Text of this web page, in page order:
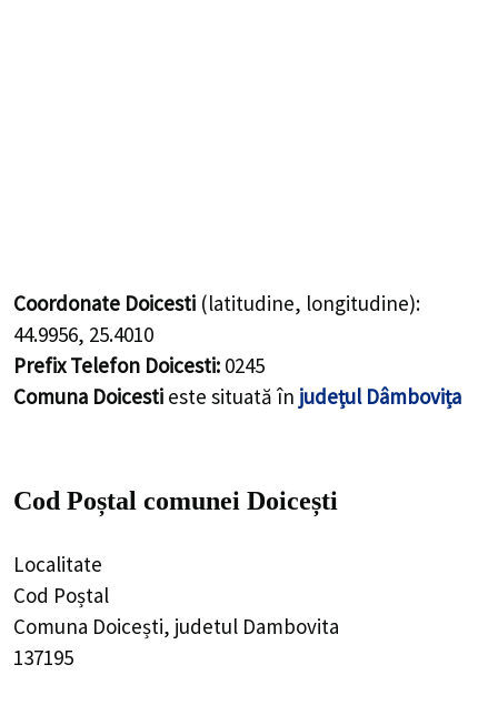
Coordonate Doicesti (latitudine, longitudine):
44.9956, 25.4010
Prefix Telefon Doicesti: 0245
Comuna Doicesti este situată în județul Dâmbovița
Cod Poștal comunei Doicești
Localitate
Cod Poștal
Comuna Doicești, judetul Dambovita
137195